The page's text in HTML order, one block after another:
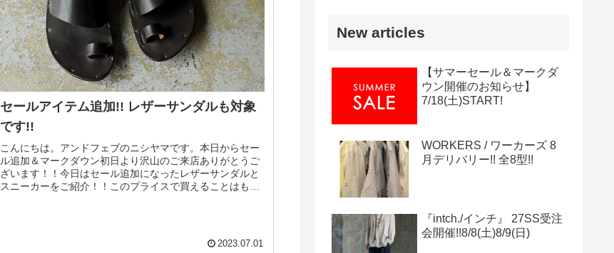
セールアイテム追加!! レザーサンダルも対象
です!!
こんにちは。アンドフェブのニシヤマです。本日からセー
ル追加＆マークダウン初日より沢山のご来店ありがとうご
ざいます！！今日はセール追加になったレザーサンダルと
スニーカーをご紹介！！このプライスで買えることはもう
2023.07.01
New articles
【サマーセール＆マークダ
ウン開催のお知らせ】
7/18(土)START!
WORKERS / ワーカーズ 8
月デリバリー!! 全8型!!
『intch./インチ』 27SS受注
会開催!!8/8(土)8/9(日)